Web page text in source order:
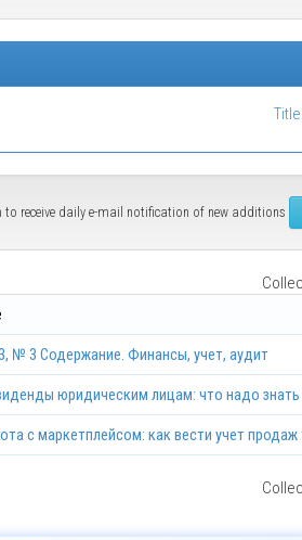
Title
to receive daily e-mail notification of new additions
№ 3 Содержание. Финансы, учет, аудит
юридическим лицам: что надо знать
с маркетплейсом: как вести учет продаж